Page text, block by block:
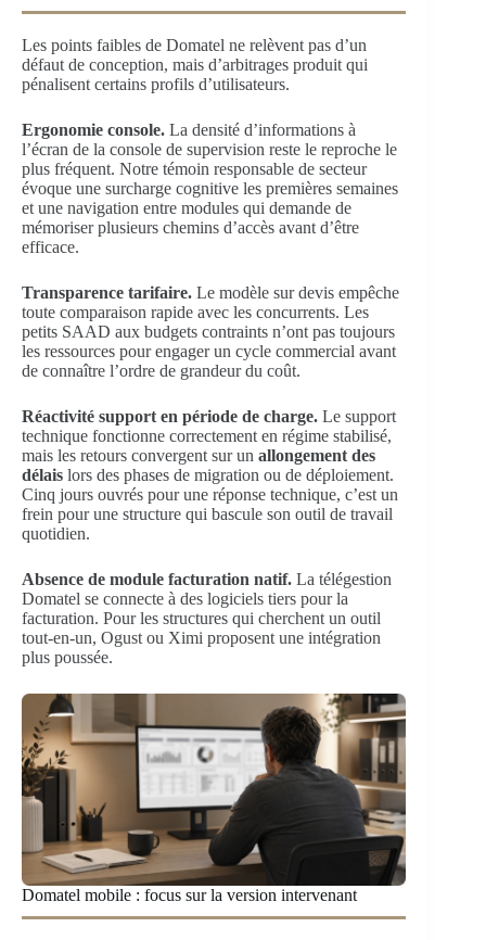
Les points faibles de Domatel ne relèvent pas d’un
défaut de conception, mais d’arbitrages produit qui
pénalisent certains profils d’utilisateurs.
Ergonomie console. La densité d’informations à
l’écran de la console de supervision reste le reproche le
plus fréquent. Notre témoin responsable de secteur
évoque une surcharge cognitive les premières semaines
et une navigation entre modules qui demande de
mémoriser plusieurs chemins d’accès avant d’être
efficace.
Transparence tarifaire. Le modèle sur devis empêche
toute comparaison rapide avec les concurrents. Les
petits SAAD aux budgets contraints n’ont pas toujours
les ressources pour engager un cycle commercial avant
de connaître l’ordre de grandeur du coût.
Réactivité support en période de charge. Le support
technique fonctionne correctement en régime stabilisé,
mais les retours convergent sur un allongement des
délais lors des phases de migration ou de déploiement.
Cinq jours ouvrés pour une réponse technique, c’est un
frein pour une structure qui bascule son outil de travail
quotidien.
Absence de module facturation natif. La télégestion
Domatel se connecte à des logiciels tiers pour la
facturation. Pour les structures qui cherchent un outil
tout-en-un, Ogust ou Ximi proposent une intégration
plus poussée.
Domatel mobile : focus sur la version intervenant